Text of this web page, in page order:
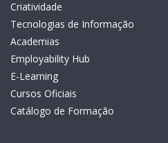
Criatividade
Tecnologias de Informação
Academias
Employability Hub
E-Learning
Cursos Oficiais
Catálogo de Formação